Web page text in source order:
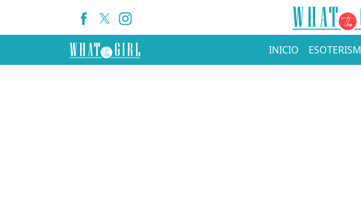
INICIO